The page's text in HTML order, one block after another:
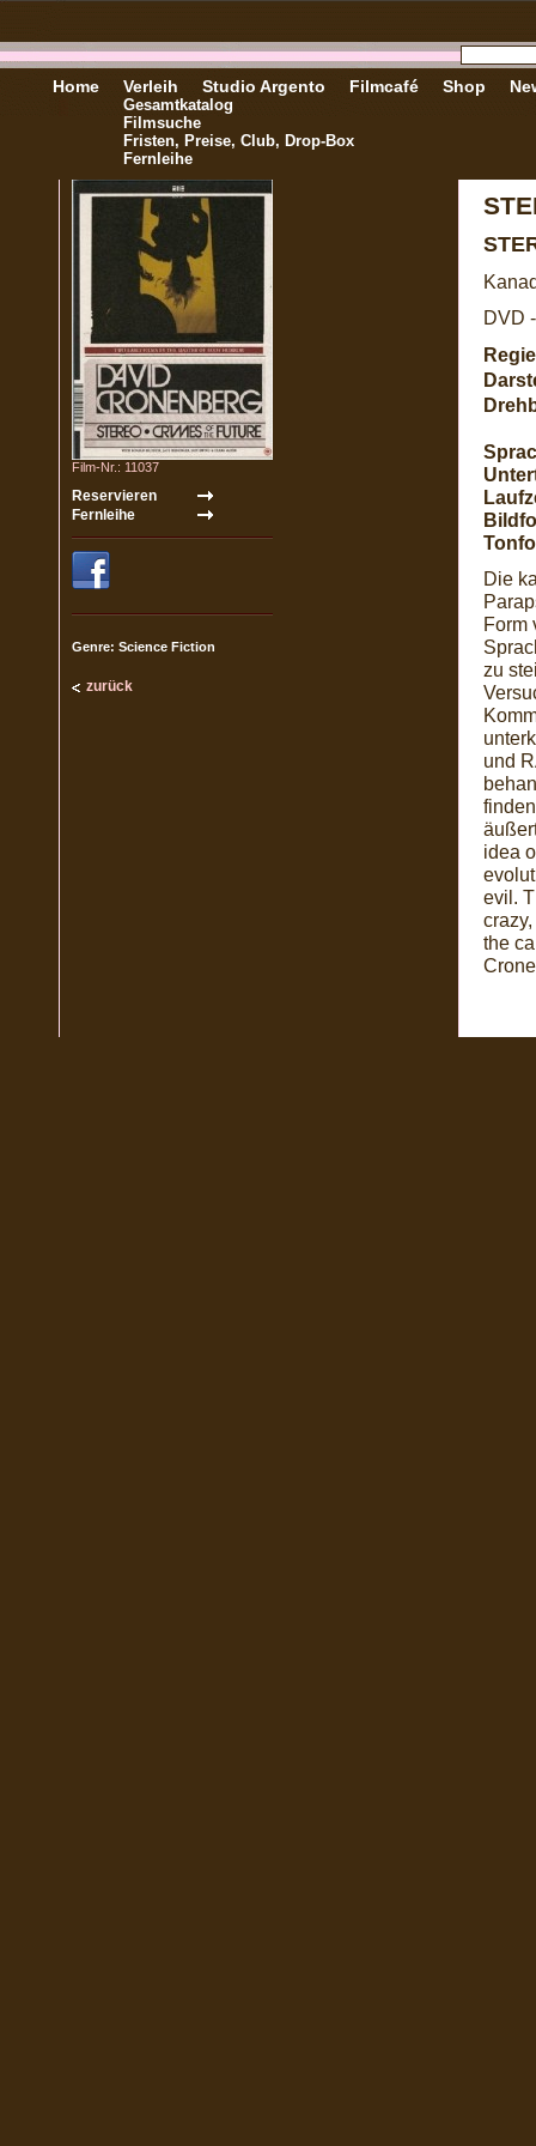
Home Verleih
Gesamtkatalog
Filmsuche
Fristen, Preise, Club, Drop-Box
Fernleihe
Studio Argento Filmcafé Shop
Film-Nr.: 11037
Genre: Science Fiction
zurück
DVD
Die
Form
zu
und
idea
evil.
the